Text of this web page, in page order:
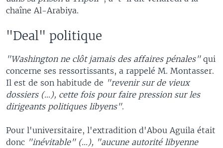
chaîne Al-Arabiya.
"Deal" politique
"Washington ne clôt jamais des affaires pénales"qui
concerne ses ressortissants, a rappelé M. Montasser.
Il est de son habitude de "revenir sur de vieux
dossiers (...), cette fois pour faire pression sur les
dirigeants politiques libyens".
Pour l'universitaire, l'extradition d'Abou Aguila était
donc "inévitable" (...), "aucune autorité libyenne